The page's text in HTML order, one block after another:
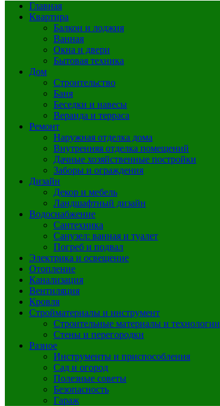
Главная
Квартира
Балкон и лоджия
Ванная
Окна и двери
Бытовая техника
Дом
Строительство
Баня
Беседки и навесы
Веранда и терраса
Ремонт
Наружная отделка дома
Внутренняя отделка помещений
Дачные хозяйственные постройки
Заборы и ограждения
Дизайн
Декор и мебель
Ландшафтный дизайн
Водоснабжение
Сантехника
Санузел: ванная и туалет
Погреб и подвал
Электрика и освещение
Отопление
Канализация
Вентиляция
Кровля
Стройматериалы и инструмент
Строительные материалы и технологии
Стены и перегородки
Разное
Инструменты и приспособления
Сад и огород
Полезные советы
Безопасность
Гараж